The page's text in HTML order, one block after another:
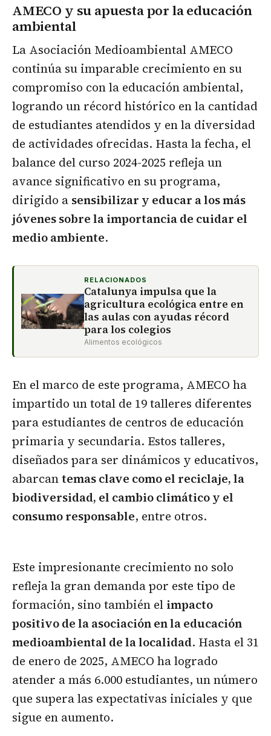
AMECO y su apuesta por la educación
ambiental
La Asociación Medioambiental AMECO
continúa su imparable crecimiento en su
compromiso con la educación ambiental,
logrando un récord histórico en la cantidad
de estudiantes atendidos y en la diversidad
de actividades ofrecidas. Hasta la fecha, el
balance del curso 2024-2025 refleja un
avance significativo en su programa,
dirigido a sensibilizar y educar a los más
jóvenes sobre la importancia de cuidar el
medio ambiente.
RELACIONADOS
Catalunya impulsa que la
agricultura ecológica entre en
las aulas con ayudas récord
para los colegios
Alimentos ecológicos
En el marco de este programa, AMECO ha
impartido un total de 19 talleres diferentes
para estudiantes de centros de educación
primaria y secundaria. Estos talleres,
diseñados para ser dinámicos y educativos,
abarcantemas clave como el reciclaje, la
biodiversidad, el cambio climático y el
consumo responsable, entre otros.
Este impresionante crecimiento no solo
refleja la gran demanda por este tipo de
formación, sino también el impacto
positivo de la asociación en la educación
medioambiental de la localidad. Hasta el 31
de enero de 2025, AMECO ha logrado
atender a más 6.000 estudiantes, un número
que supera las expectativas iniciales y que
sigue en aumento.